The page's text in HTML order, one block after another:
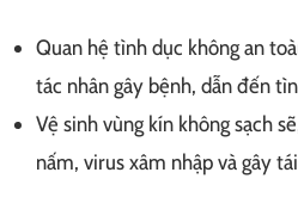
Quan hệ tình dục không an
tác nhân gây bệnh, dẫn đến
Vệ sinh vùng kín không sạch
nấm, virus xâm nhập và gây